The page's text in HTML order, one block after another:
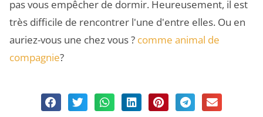
pas vous empêcher de dormir. Heureusement, il est
très difficile de rencontrer l'une d'entre elles. Ou en
auriez-vous une chez vous ? comme animal de
compagnie?